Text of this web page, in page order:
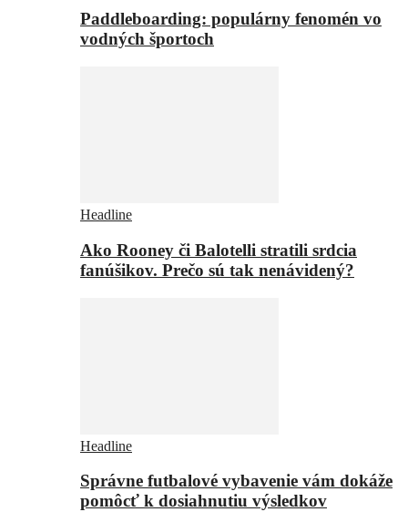
Paddleboarding: populárny fenomén vo
vodných športoch
Headline
Ako Rooney či Balotelli stratili srdcia
fanúšikov. Prečo sú tak nenávidený?
Headline
Správne futbalové vybavenie vám dokáže
pomôcť k dosiahnutiu výsledkov